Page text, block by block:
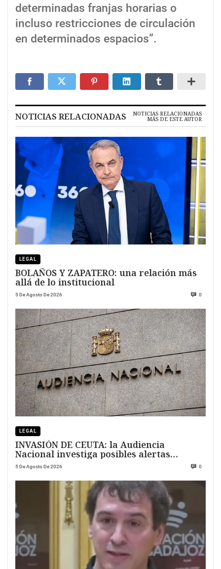
determinadas franjas horarias o
incluso restricciones de circulación
en determinados espacios”.
NOTICIAS RELACIONADAS NOTICIAS RELACIONADAS
MÁS DE ESTE AUTOR
LEGAL
BOLAÑOS Y ZAPATERO: una relación más
allá de lo institucional
5 De Agosto De 2026 0
LEGAL
INVASIÓN DE CEUTA: la Audiencia
Nacional investiga posibles alertas
previas
5 De Agosto De 2026 0